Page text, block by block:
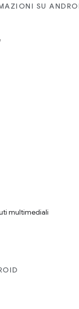
SU
multimediali